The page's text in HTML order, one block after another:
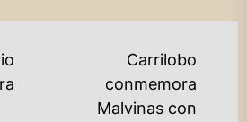
Carrilobo
conmemora
Malvinas con